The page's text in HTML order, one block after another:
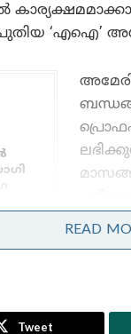
പുതിയ ‘എഐ’
READ
Tweet